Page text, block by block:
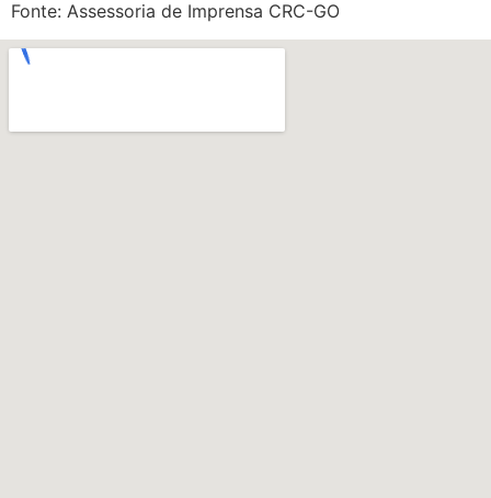
Fonte: Assessoria de Imprensa CRC-GO